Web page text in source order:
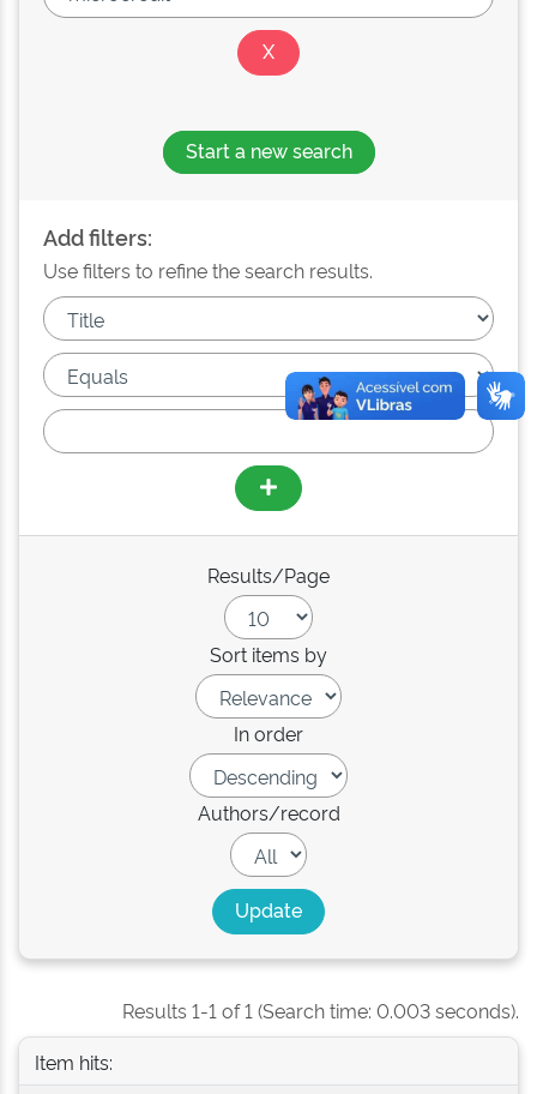
Start a new search
Add filters:
Use filters to refine the search results.
Results/Page
Sort items by
In order
Authors/record
Results 1-1 of 1 (Search time: 0.003 seconds).
Item hits: